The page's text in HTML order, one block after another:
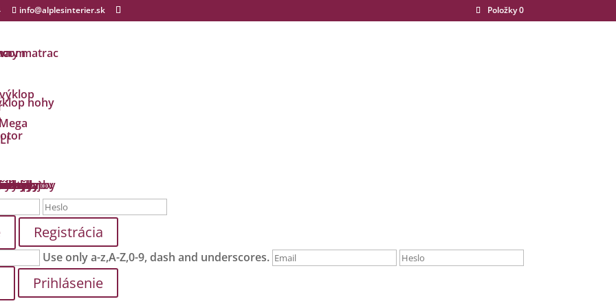
info@alplesinterier.sk Položky 0
matrac
nohy
baby
údajov
a platby
Registrácia
Use only a-z,A-Z,0-9, dash and underscores.
Prihlásenie